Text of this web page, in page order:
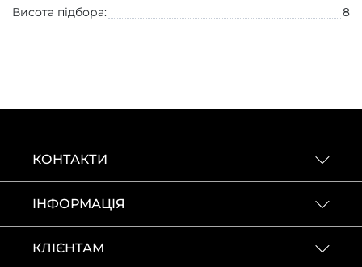
Висота підбора: 8
КОНТАКТИ
ІНФОРМАЦІЯ
КЛІЄНТАМ